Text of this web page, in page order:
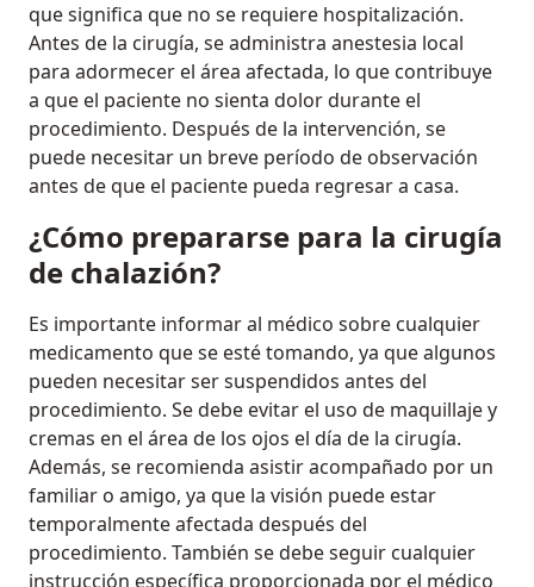
que significa que no se requiere hospitalización.
Antes de la cirugía, se administra anestesia local
para adormecer el área afectada, lo que contribuye
a que el paciente no sienta dolor durante el
procedimiento. Después de la intervención, se
puede necesitar un breve período de observación
antes de que el paciente pueda regresar a casa.
¿Cómo prepararse para la cirugía
de chalazión?
Es importante informar al médico sobre cualquier
medicamento que se esté tomando, ya que algunos
pueden necesitar ser suspendidos antes del
procedimiento. Se debe evitar el uso de maquillaje y
cremas en el área de los ojos el día de la cirugía.
Además, se recomienda asistir acompañado por un
familiar o amigo, ya que la visión puede estar
temporalmente afectada después del
procedimiento. También se debe seguir cualquier
instrucción específica proporcionada por el médico